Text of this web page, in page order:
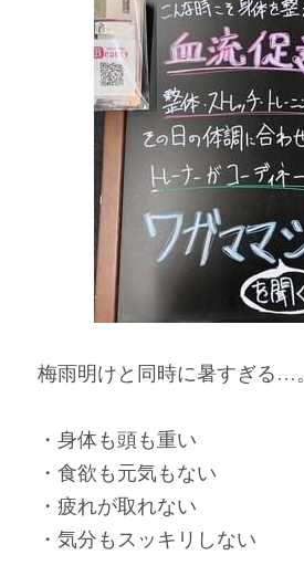
梅雨明けと同時に暑すぎる…。
・身体も頭も重い
・食欲も元気もない
・疲れが取れない
・気分もスッキリしない